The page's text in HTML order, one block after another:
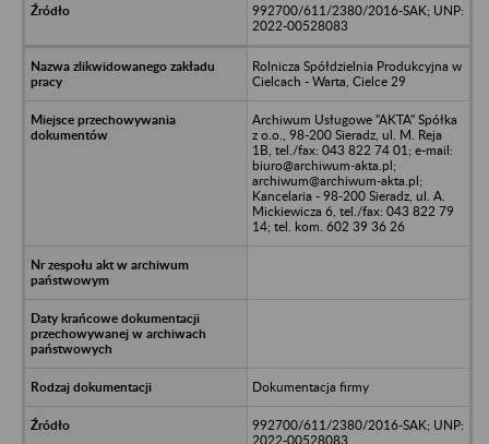
992700/611/2380/2016-SAK; UNP:
2022-00528083
Rolnicza Spółdzielnia Produkcyjna w
Cielcach - Warta, Cielce 29
Archiwum Usługowe "AKTA" Spółka
z o.o., 98-200 Sieradz, ul. M. Reja
1B, tel./fax: 043 822 74 01; e-mail:
biuro@archiwum-akta.pl;
archiwum@archiwum-akta.pl;
Kancelaria - 98-200 Sieradz, ul. A.
Mickiewicza 6, tel./fax: 043 822 79
14; tel. kom. 602 39 36 26
Dokumentacja firmy
992700/611/2380/2016-SAK; UNP:
2022-00528083